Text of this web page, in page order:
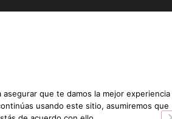
asegurar que te damos la mejor experiencia
usando este sitio, asumiremos que